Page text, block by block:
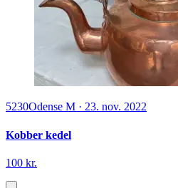
5230Odense M · 23. nov. 2022
Kobber kedel
100 kr.